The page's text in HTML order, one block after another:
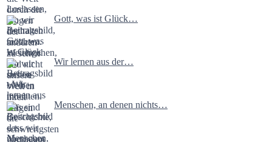
Gott, was ist Glück…
Wir lernen aus der…
Menschen, an denen nichts…